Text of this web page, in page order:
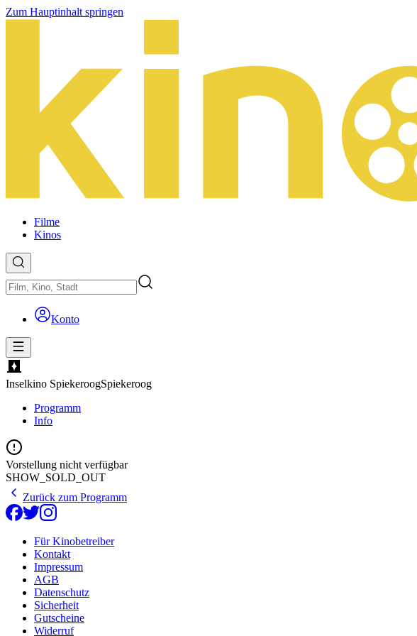
Zum Hauptinhalt springen
Filme
Kinos
Konto
Inselkino SpiekeroogSpiekeroog
Programm
Info
Vorstellung nicht verfügbar
SHOW_SOLD_OUT
Zurück zum Programm
Für Kinobetreiber
Kontakt
Impressum
AGB
Datenschutz
Sicherheit
Gutscheine
Widerruf